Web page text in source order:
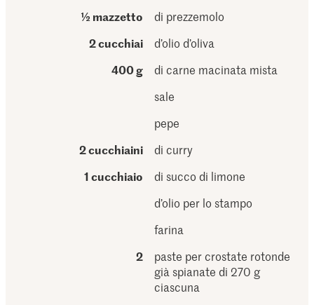
½ mazzetto
di prezzemolo
2 cucchiai
d’olio d’oliva
400 g
di carne macinata mista
sale
pepe
2 cucchiaini
di curry
1 cucchiaio
di succo di limone
d’olio per lo stampo
farina
2
paste per crostate rotonde
già spianate di 270 g
ciascuna